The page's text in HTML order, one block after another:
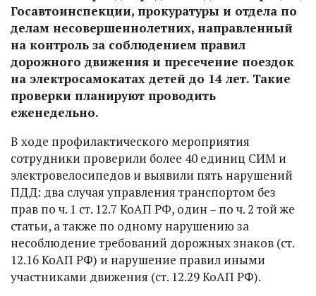
Госавтоинспекции, прокуратуры и отдела по
делам несовершеннолетних, направленный
на контроль за соблюдением правил
дорожного движения и пресечение поездок
на электросамокатах детей до 14 лет. Такие
проверки планируют проводить
еженедельно.
В ходе профилактического мероприятия
сотрудники проверили более 40 единиц СИМ и
электровелосипедов и выявили пять нарушений
ПДД: два случая управления транспортом без
прав по ч. 1 ст. 12.7 КоАП РФ, один – по ч. 2 той же
статьи, а также по одному нарушению за
несоблюдение требований дорожных знаков (ст.
12.16 КоАП РФ) и нарушение правил иными
участниками движения (ст. 12.29 КоАП РФ).